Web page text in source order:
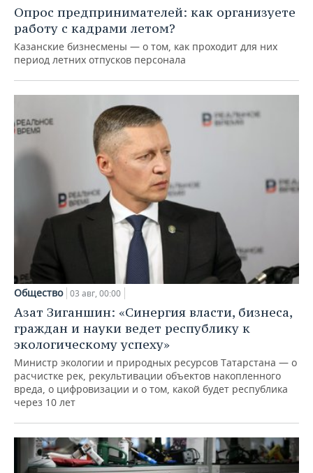
Опрос предпринимателей: как организуете
работу с кадрами летом?
Казанские бизнесмены — о том, как проходит для них
период летних отпусков персонала
Общество 03 авг, 00:00
Азат Зиганшин: «Синергия власти, бизнеса,
граждан и науки ведет республику к
экологическому успеху»
Министр экологии и природных ресурсов Татарстана — о
расчистке рек, рекультивации объектов накопленного
вреда, о цифровизации и о том, какой будет республика
через 10 лет